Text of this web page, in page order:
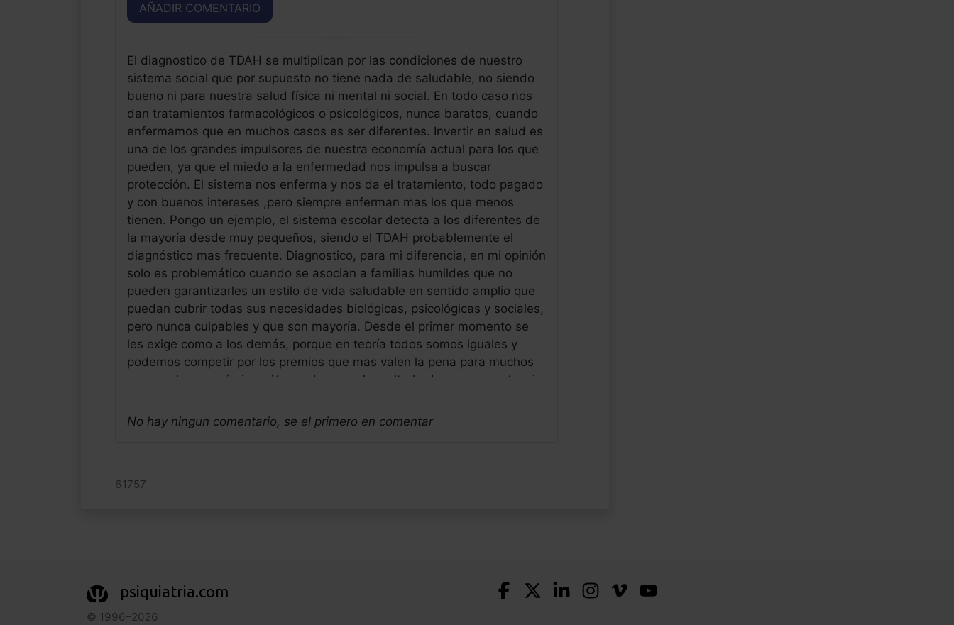
AÑADIR COMENTARIO
El diagnostico de TDAH se multiplican por las condiciones de nuestro
sistema social que por supuesto no tiene nada de saludable, no siendo
bueno ni para nuestra salud física ni mental ni social. En todo caso nos
dan tratamientos farmacológicos o psicológicos, nunca baratos, cuando
enfermamos que en muchos casos es ser diferentes. Invertir en salud es
una de los grandes impulsores de nuestra economía actual para los que
pueden, ya que el miedo a la enfermedad nos impulsa a buscar
protección. El sistema nos enferma y nos da el tratamiento, todo pagado
y con buenos intereses ,pero siempre enferman mas los que menos
tienen. Pongo un ejemplo, el sistema escolar detecta a los diferentes de
la mayoría desde muy pequeños, siendo el TDAH probablemente el
diagnóstico mas frecuente. Diagnostico, para mi diferencia, en mi opinión
solo es problemático cuando se asocian a familias humildes que no
pueden garantizarles un estilo de vida saludable en sentido amplio que
puedan cubrir todas sus necesidades biológicas, psicológicas y sociales,
pero nunca culpables y que son mayoría. Desde el primer momento se
les exige como a los demás, porque en teoría todos somos iguales y
podemos competir por los premios que mas valen la pena para muchos
que son los económicos. Y ya sabemos el resultado de esa competencia
sitio por la regla de nuestro esfuerzo, por lo menos eso se dice. Estoy
totalmnt de acuerdo con el contenido del articulo
Fecha: 15/05/2020
No hay ningun comentario, se el primero en comentar
61757
psiquiatria.com
© 1996–2026